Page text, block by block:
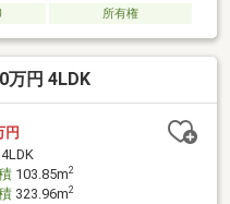
所有権
万円 4LDK
円
4LDK
103.85m2
323.96m2